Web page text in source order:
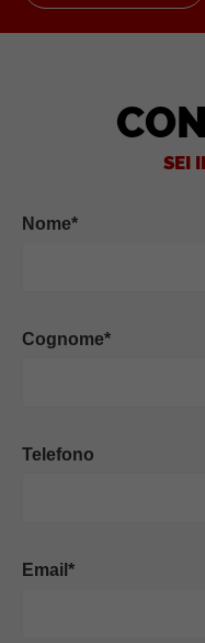
SEI
Nome*
Cognome*
Telefono
Email*